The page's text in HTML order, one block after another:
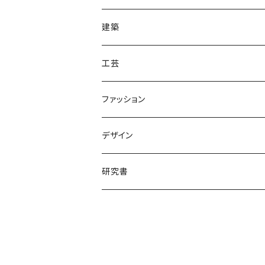
海外
建築
工芸
ファッション
デザイン
研究書